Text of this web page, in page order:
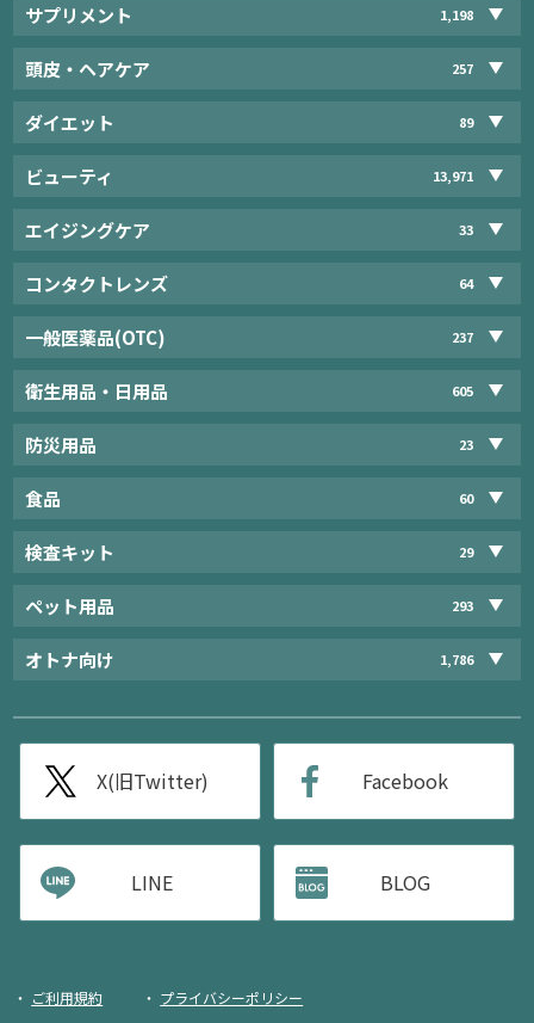
サプリメント 1,198
頭皮・ヘアケア 257
ダイエット 89
ビューティ 13,971
エイジングケア 33
コンタクトレンズ 64
一般医薬品(OTC) 237
衛生用品・日用品 605
防災用品 23
食品 60
検査キット 29
ペット用品 293
オトナ向け 1,786
X(旧Twitter) Facebook
LINE BLOG
ご利用規約
プライバシーポリシー